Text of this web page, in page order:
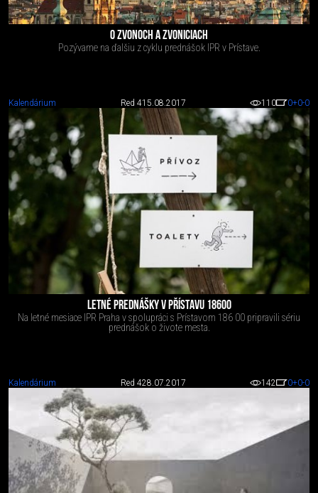
O ZVONOCH A ZVONICIACH
Pozývame na ďalšiu z cyklu prednášok IPR v Prístave.
Kalendárium Red 415.08.2017 110 0+0-0
LETNÉ PREDNÁŠKY V PŘÍSTAVU 18600
Na letné mesiace IPR Praha v spolupráci s Prístavom 186 00 pripravili sériu
prednášok o živote mesta.
Kalendárium Red 428.07.2017 142 0+0-0